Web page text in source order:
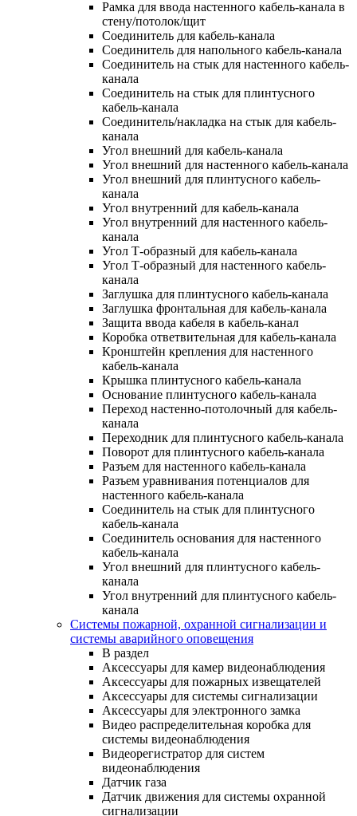
Рамка для ввода настенного кабель-канала в
стену/потолок/щит
Соединитель для кабель-канала
Соединитель для напольного кабель-канала
Соединитель на стык для настенного кабель-
канала
Соединитель на стык для плинтусного
кабель-канала
Соединитель/накладка на стык для кабель-
канала
Угол внешний для кабель-канала
Угол внешний для настенного кабель-канала
Угол внешний для плинтусного кабель-
канала
Угол внутренний для кабель-канала
Угол внутренний для настенного кабель-
канала
Угол Т-образный для кабель-канала
Угол Т-образный для настенного кабель-
канала
Заглушка для плинтусного кабель-канала
Заглушка фронтальная для кабель-канала
Защита ввода кабеля в кабель-канал
Коробка ответвительная для кабель-канала
Кронштейн крепления для настенного
кабель-канала
Крышка плинтусного кабель-канала
Основание плинтусного кабель-канала
Переход настенно-потолочный для кабель-
канала
Переходник для плинтусного кабель-канала
Поворот для плинтусного кабель-канала
Разъем для настенного кабель-канала
Разъем уравнивания потенциалов для
настенного кабель-канала
Соединитель на стык для плинтусного
кабель-канала
Соединитель основания для настенного
кабель-канала
Угол внешний для плинтусного кабель-
канала
Угол внутренний для плинтусного кабель-
канала
Системы пожарной, охранной сигнализации и
системы аварийного оповещения
В раздел
Аксессуары для камер видеонаблюдения
Аксессуары для пожарных извещателей
Аксессуары для системы сигнализации
Аксессуары для электронного замка
Видео распределительная коробка для
системы видеонаблюдения
Видеорегистратор для систем
видеонаблюдения
Датчик газа
Датчик движения для системы охранной
сигнализации